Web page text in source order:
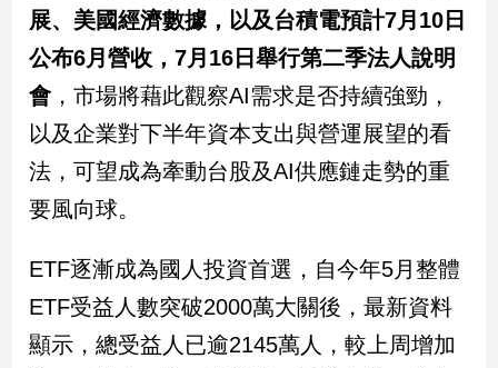
遊
戲
運
動
寵
物
Pet
音
專
區
展、美國經濟數據，以及台積電預計7月10日
公布6月營收，7月16日舉行第二季法人說明
會，市場將藉此觀察AI需求是否持續強勁，
以及企業對下半年資本支出與營運展望的看
法，可望成為牽動台股及AI供應鏈走勢的重
要風向球。
ETF逐漸成為國人投資首選，自今年5月整體
ETF受益人數突破2000萬大關後，最新資料
顯示，總受益人已逾2145萬人，較上周增加